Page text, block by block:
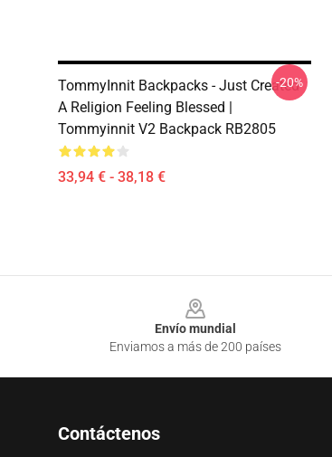
TommyInnit Backpacks - Just Created
A Religion Feeling Blessed |
Tommyinnit V2 Backpack RB2805
33,94 € - 38,18 €
-20%
Envío mundial
Enviamos a más de 200 países
Contáctenos